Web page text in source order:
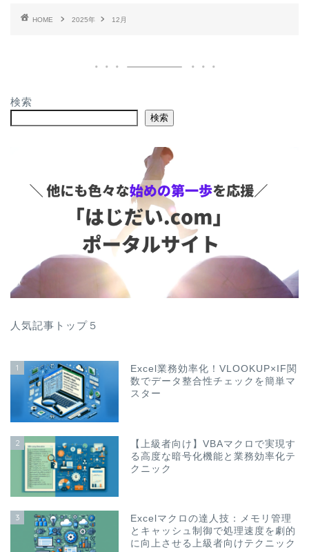
HOME 2025年 12月
検索
検索
人気記事トップ５
1
Excel業務効率化！VLOOKUP×IF関
数でデータ整合性チェックを簡単マ
スター
2
【上級者向け】VBAマクロで実現す
る高度な暗号化機能と業務効率化テ
クニック
3
Excelマクロの達人技：メモリ管理
とキャッシュ制御で処理速度を劇的
に向上させる上級者向けテクニック